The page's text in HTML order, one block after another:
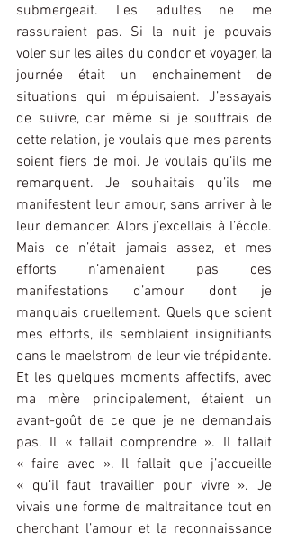
submergeait. Les adultes ne me
rassuraient pas. Si la nuit je pouvais
voler sur les ailes du condor et voyager, la
journée était un enchainement de
situations qui m’épuisaient. J’essayais
de suivre, car même si je souffrais de
cette relation, je voulais que mes parents
soient fiers de moi. Je voulais qu’ils me
remarquent. Je souhaitais qu’ils me
manifestent leur amour, sans arriver à le
leur demander. Alors j’excellais à l’école.
Mais ce n’était jamais assez, et mes
efforts n’amenaient pas ces
manifestations d’amour dont je
manquais cruellement. Quels que soient
mes efforts, ils semblaient insignifiants
dans le maelstrom de leur vie trépidante.
Et les quelques moments affectifs, avec
ma mère principalement, étaient un
avant-goût de ce que je ne demandais
pas. Il « fallait comprendre ». Il fallait
« faire avec ». Il fallait que j’accueille
« qu’il faut travailler pour vivre ». Je
vivais une forme de maltraitance tout en
cherchant l’amour et la reconnaissance